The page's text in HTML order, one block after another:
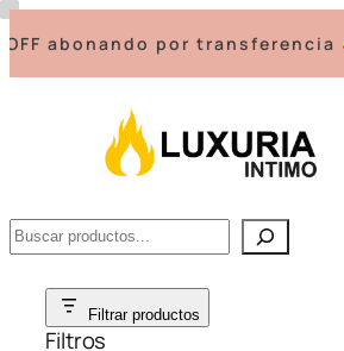
abonando por transferencia
Buscar
Saltar
Filtrar productos
Filtros